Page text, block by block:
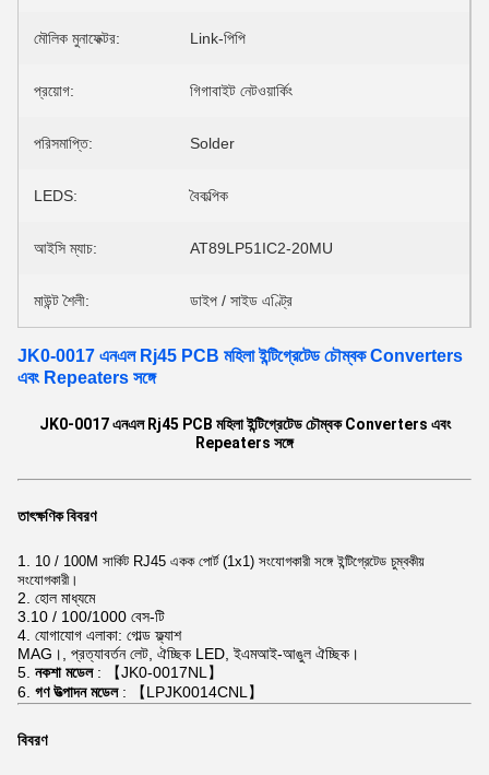
মৌলিক মুনাফেক্টর: Link-পিপি
প্রয়োগ: গিগাবাইট নেটওয়ার্কিং
পরিসমাপ্তি: Solder
LEDS: বৈকল্পিক
আইসি ম্যাচ: AT89LP51IC2-20MU
মাউন্ট শৈলী: ডাইপ / সাইড এণ্ট্রি
JK0-0017 এনএল Rj45 PCB মহিলা ইন্টিগ্রেটেড চৌম্বক Converters
এবং Repeaters সঙ্গে
JK0-0017 এনএল Rj45 PCB মহিলা ইন্টিগ্রেটেড চৌম্বক Converters এবং
Repeaters সঙ্গে
তাৎক্ষণিক বিবরণ
1. 10 / 100M সার্কিট RJ45 একক পোর্ট (1x1) সংযোগকারী সঙ্গে ইন্টিগ্রেটেড চুম্বকীয়
সংযোগকারী।
2. হোল মাধ্যমে
3.10 / 100/1000 বেস-টি
4. যোগাযোগ এলাকা: গোল্ড ফ্ল্যাশ
MAG।, প্রত্যাবর্তন লেট, ঐচ্ছিক LED, ইএমআই-আঙুল ঐচ্ছিক।
5. নকশা মডেল: 【JK0-0017NL】
6. গণ উত্পাদন মডেল: 【LPJK0014CNL】
বিবরণ